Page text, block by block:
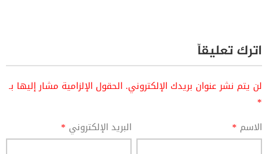
اترك تعليقاً
لن يتم نشر عنوان بريدك الإلكتروني. الحقول الإلزامية مشار إليها بـ
*
الاسم * البريد الإلكتروني *